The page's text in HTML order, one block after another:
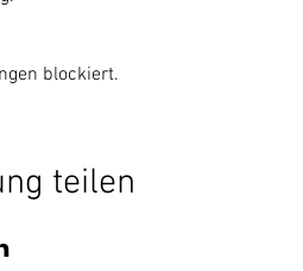
blockiert.
teilen